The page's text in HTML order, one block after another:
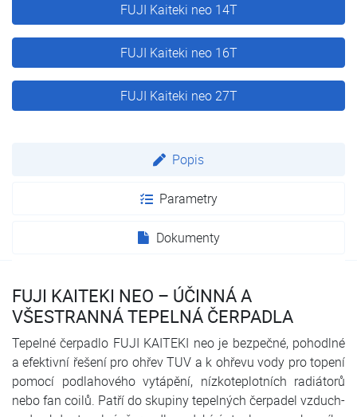
FUJI Kaiteki neo 14T
FUJI Kaiteki neo 16T
FUJI Kaiteki neo 27T
Popis
Parametry
Dokumenty
FUJI KAITEKI NEO – ÚČINNÁ A
VŠESTRANNÁ TEPELNÁ ČERPADLA
Tepelné čerpadlo FUJI KAITEKI neo je bezpečné, pohodlné
a efektivní řešení pro ohřev TUV a k ohřevu vody pro topení
pomocí podlahového vytápění, nízkoteplotních radiátorů
nebo fan coilů. Patří do skupiny tepelných čerpadel vzduch-